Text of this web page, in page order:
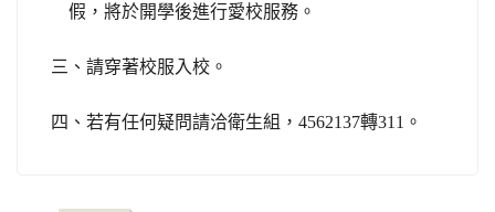
假，將於開學後進行愛校服務。
三、請穿著校服入校。
四、若有任何疑問請洽衛生組，4562137轉311。